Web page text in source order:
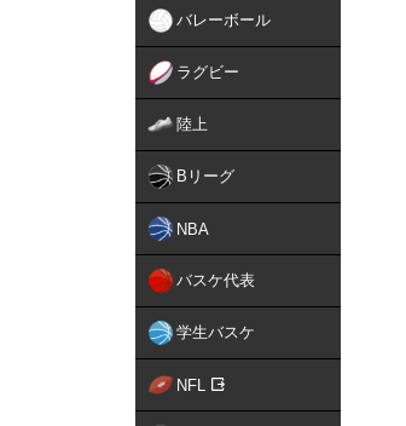
バレーボール
ラグビー
陸上
Bリーグ
NBA
バスケ代表
学生バスケ
NFL